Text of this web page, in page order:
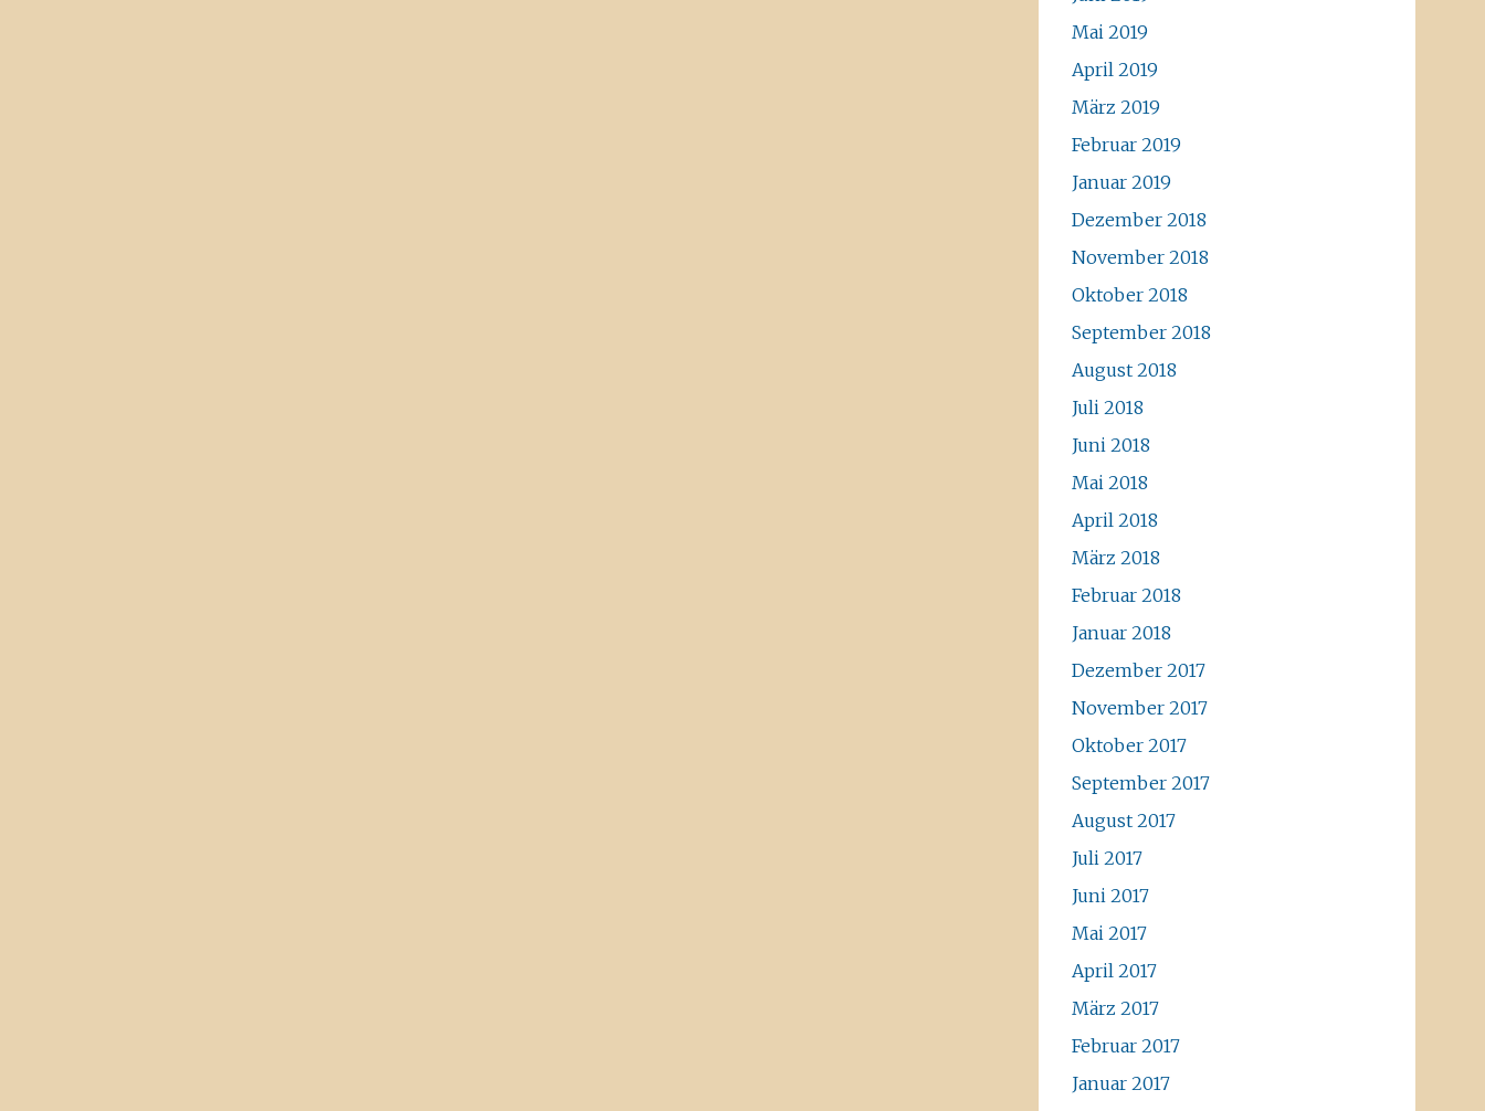
Mai 2019
April 2019
März 2019
Februar 2019
Januar 2019
Dezember 2018
November 2018
Oktober 2018
September 2018
August 2018
Juli 2018
Juni 2018
Mai 2018
April 2018
März 2018
Februar 2018
Januar 2018
Dezember 2017
November 2017
Oktober 2017
September 2017
August 2017
Juli 2017
Juni 2017
Mai 2017
April 2017
März 2017
Februar 2017
Januar 2017